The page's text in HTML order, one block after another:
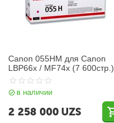
Canon 055HM для Canon
LBP66x / MF74x (7 600стр.)
в наличии
2 258 000 UZS